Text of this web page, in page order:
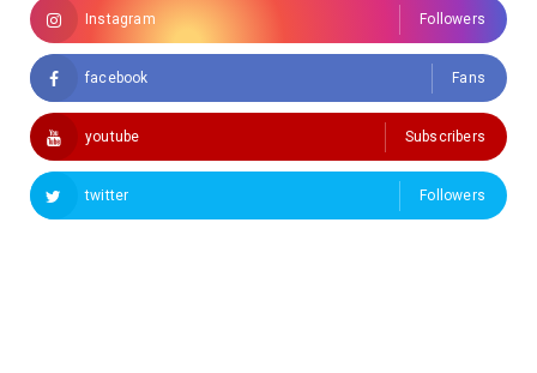
Instagram Followers
facebook Fans
youtube Subscribers
twitter Followers